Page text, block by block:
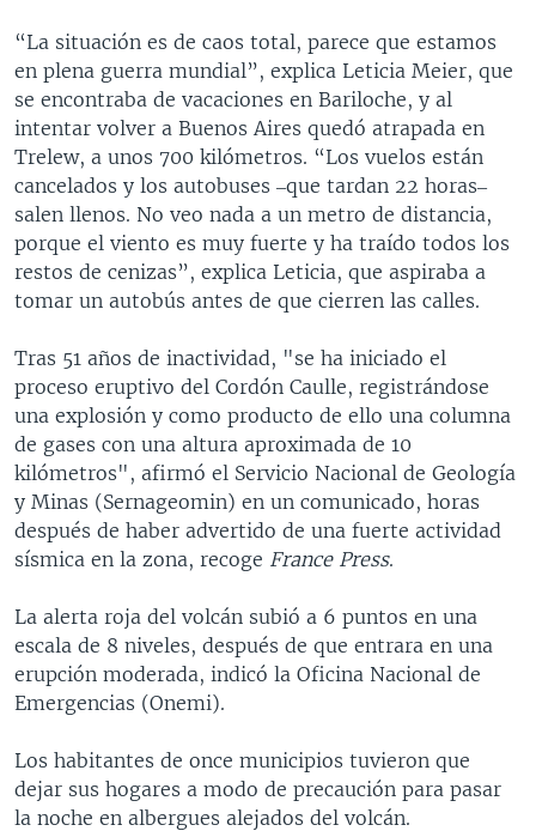
“La situación es de caos total, parece que estamos
en plena guerra mundial”, explica Leticia Meier, que
se encontraba de vacaciones en Bariloche, y al
intentar volver a Buenos Aires quedó atrapada en
Trelew, a unos 700 kilómetros. “Los vuelos están
cancelados y los autobuses ‒que tardan 22 horas‒
salen llenos. No veo nada a un metro de distancia,
porque el viento es muy fuerte y ha traído todos los
restos de cenizas”, explica Leticia, que aspiraba a
tomar un autobús antes de que cierren las calles.
Tras 51 años de inactividad, "se ha iniciado el
proceso eruptivo del Cordón Caulle, registrándose
una explosión y como producto de ello una columna
de gases con una altura aproximada de 10
kilómetros", afirmó el Servicio Nacional de Geología
y Minas (Sernageomin) en un comunicado, horas
después de haber advertido de una fuerte actividad
sísmica en la zona, recoge France Press.
La alerta roja del volcán subió a 6 puntos en una
escala de 8 niveles, después de que entrara en una
erupción moderada, indicó la Oficina Nacional de
Emergencias (Onemi).
Los habitantes de once municipios tuvieron que
dejar sus hogares a modo de precaución para pasar
la noche en albergues alejados del volcán.